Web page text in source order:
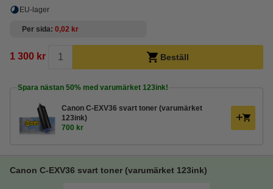
EU-lager
Per sida 0,02 kr
1 300 kr Beställ
Spara nästan 50% med varumärket 123ink!
Canon C-EXV36 svart toner (varumärket
123ink)
700 kr
Canon C-EXV36 svart toner (varumärket 123ink)